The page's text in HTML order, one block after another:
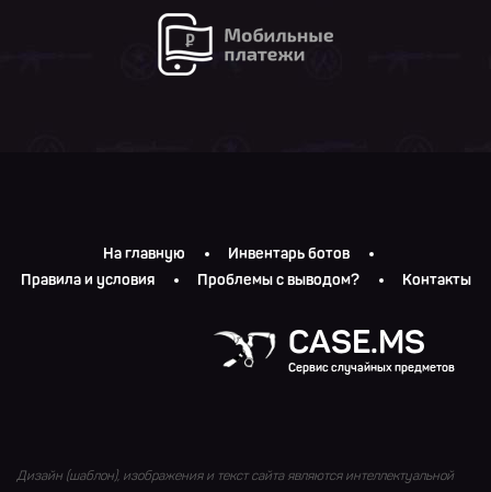
На главную
Инвентарь ботов
Правила и условия
Проблемы с выводом? Контакты
CASE.MS
Сервис случайных предметов
Дизайн (шаблон), изображения и текст сайта являются интеллектуальной